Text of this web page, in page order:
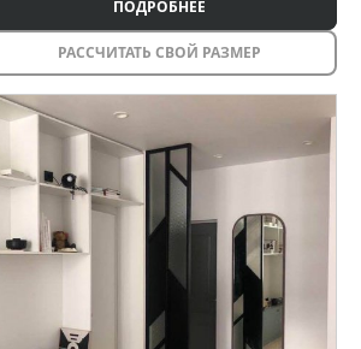
ПОДРОБНЕЕ
РАССЧИТАТЬ СВОЙ РАЗМЕР